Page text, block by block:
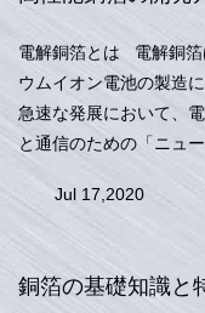
電解銅箔とは 電解銅箔
ウムイオン電池の製造
急速な発展において、
と通信のための「ニュ
Jul 17,2020
銅箔の基礎知識と